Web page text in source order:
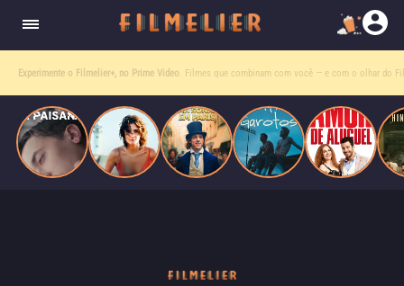
Entre tantas opções,receba o que mais vale seu tempo!
Toda sexta, no seu e-mail.
quando se apaixona por um de seus alvos.